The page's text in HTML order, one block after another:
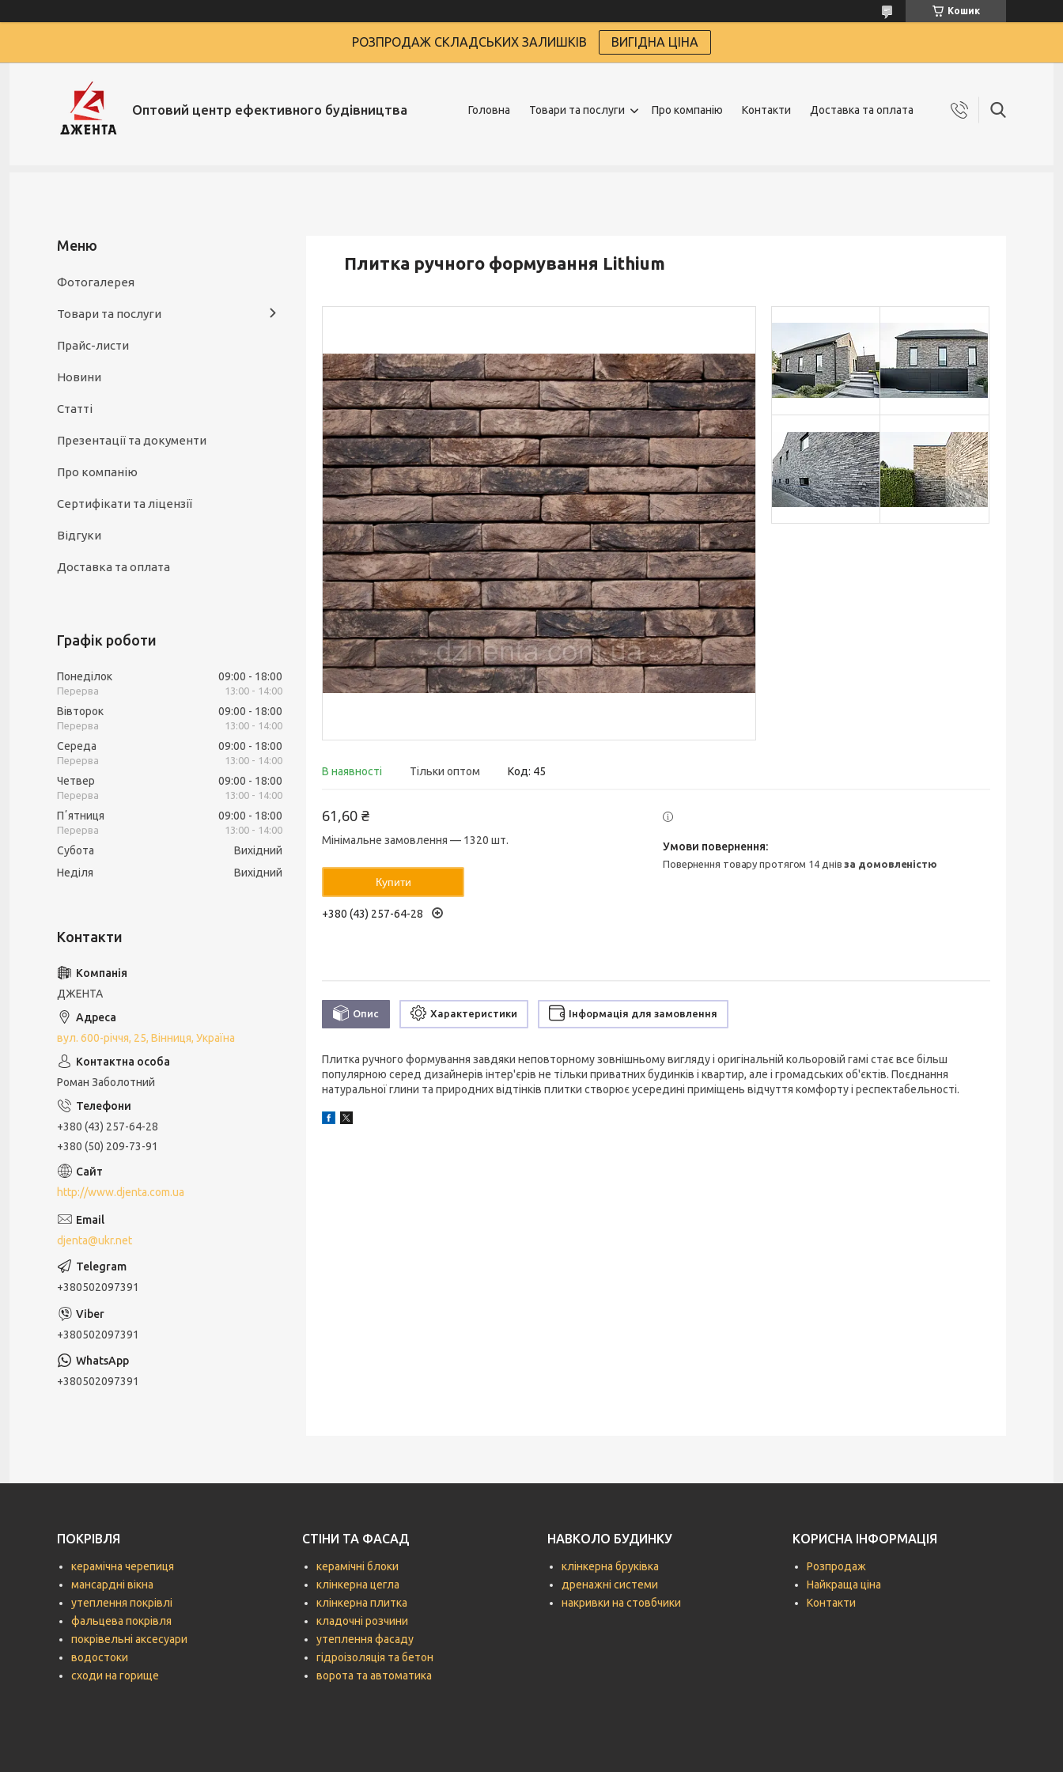
Кошик
РОЗПРОДАЖ СКЛАДСЬКИХ ЗАЛИШКІВ ВИГІДНА ЦІНА
Оптовий центр ефективного будівництва Головна Товари та послуги Про компанію Контакти Доставка та оплата
Плитка ручного формування Lithium
В наявності Тільки оптом Код: 45
61,60 ₴
Мінімальне замовлення — 1320 шт.
Купити
+380 (43) 257-64-28
повернення товару протягом 14 днівза домовленістю
Опис Характеристики Інформація для замовлення
Плитка ручного формування завдяки неповторному зовнішньому вигляду і оригінальній кольоровій гамі стає все більш
популярною серед дизайнерів інтер'єрів не тільки приватних будинків і квартир, але і громадських об'єктів. Поєднання
натуральної глини та природних відтінків плитки створює усередині приміщень відчуття комфорту і респектабельності.
Фотогалерея
Товари та послуги
Прайс-листи
Новини
Статті
Презентації та документи
Про компанію
Сертифікати та ліцензії
Відгуки
Доставка та оплата
Графік роботи
Понеділок 09:00 18:00
13:00 14:00
Вівторок 09:00 18:00
13:00 14:00
Середа 09:00 18:00
13:00 14:00
Четвер 09:00 18:00
13:00 14:00
Пʼятниця 09:00 18:00
13:00 14:00
Субота
Вихідний
Неділя
Вихідний
ДЖЕНТА
вул. 600-річчя, 25, Вінниця, Україна
Роман Заболотний
+380 (43) 257-64-28
+380 (50) 209-73-91
http://www.djenta.com.ua
djenta@ukr.net
+380502097391
+380502097391
+380502097391
ПОКРІВЛЯ
керамічна черепиця
мансардні вікна
утеплення покрівлі
фальцева покрівля
покрівельні аксесуари
водостоки
сходи на горище
СТІНИ ТА ФАСАД
керамічні блоки
клінкерна цегла
клінкерна плитка
кладочні розчини
утеплення фасаду
гідроізоляція та бетон
ворота та автоматика
НАВКОЛО БУДИНКУ
клінкерна бруківка
дренажні системи
накривки на стовбчики
КОРИСНА ІНФОРМАЦІЯ
Розпродаж
Найкраща ціна
Контакти